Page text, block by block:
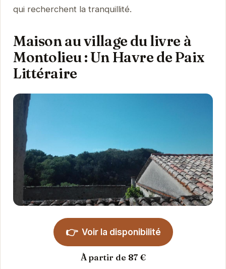
qui recherchent la tranquillité.
Maison au village du livre à
Montolieu : Un Havre de Paix
Littéraire
👉 Voir la disponibilité
À partir de 87 €